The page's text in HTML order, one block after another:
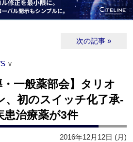
次の記事 »
∨
・一般薬部会】タリオ
、初のスイッチ化了承‐
患治療薬が3件
2016年12月12日 (月)